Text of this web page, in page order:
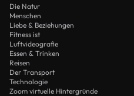
Die Natur
Menschen
Liebe & Beziehungen
Fitness ist
Luftvideografie
Essen & Trinken
Reisen
Der Transport
Technologie
Zoom virtuelle Hintergründe